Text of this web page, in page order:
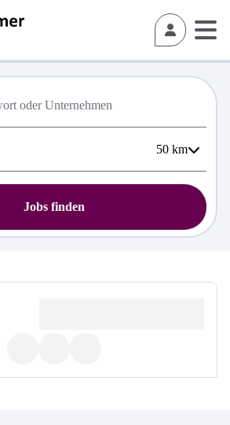
50 km
Jobs finden